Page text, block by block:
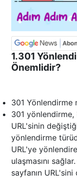
1.301
Önemlidir?
301 Yönlendirme
301
URL'sinin
yönlendirme
URL'ye
ulaşmasını
sayfanın